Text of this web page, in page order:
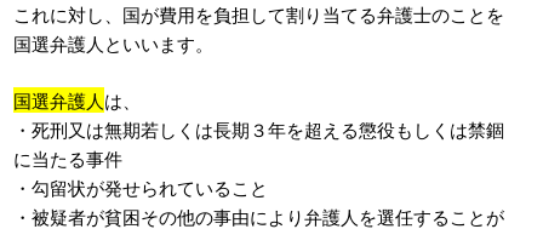
これに対し、国が費用を負担して割り当てる弁護士のことを
国選弁護人といいます。
国選弁護人は、
・死刑又は無期若しくは長期３年を超える懲役もしくは禁錮
に当たる事件
・勾留状が発せられていること
・被疑者が貧困その他の事由により弁護人を選任することが